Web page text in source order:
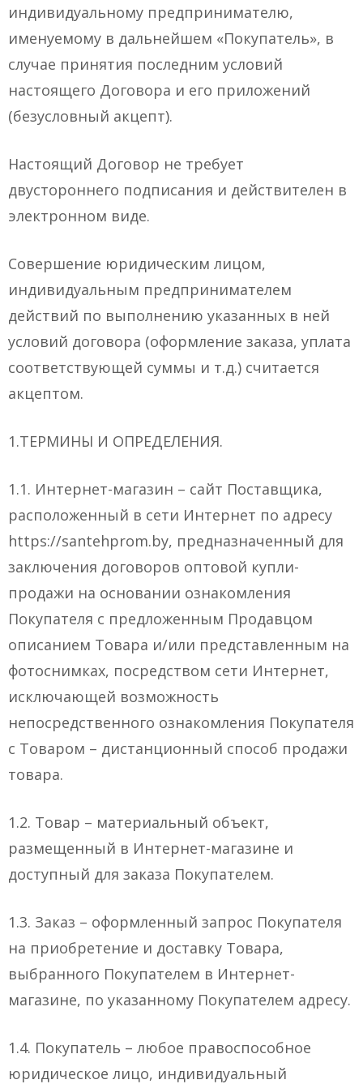
индивидуальному предпринимателю,
именуемому в дальнейшем «Покупатель», в
случае принятия последним условий
настоящего Договора и его приложений
(безусловный акцепт).
Настоящий Договор не требует
двустороннего подписания и действителен в
электронном виде.
Совершение юридическим лицом,
индивидуальным предпринимателем
действий по выполнению указанных в ней
условий договора (оформление заказа, уплата
соответствующей суммы и т.д.) считается
акцептом.
1.ТЕРМИНЫ И ОПРЕДЕЛЕНИЯ.
1.1. Интернет-магазин – сайт Поставщика,
расположенный в сети Интернет по адресу
https://santehprom.by, предназначенный для
заключения договоров оптовой купли-
продажи на основании ознакомления
Покупателя с предложенным Продавцом
описанием Товара и/или представленным на
фотоснимках, посредством сети Интернет,
исключающей возможность
непосредственного ознакомления Покупателя
с Товаром – дистанционный способ продажи
товара.
1.2. Товар – материальный объект,
размещенный в Интернет-магазине и
доступный для заказа Покупателем.
1.3. Заказ – оформленный запрос Покупателя
на приобретение и доставку Товара,
выбранного Покупателем в Интернет-
магазине, по указанному Покупателем адресу.
1.4. Покупатель – любое правоспособное
юридическое лицо, индивидуальный